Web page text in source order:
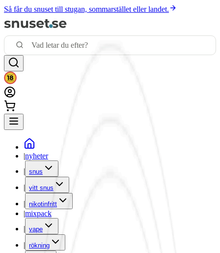
Så får du snuset till stugan, sommarstället eller landet.
|nyheter
| snus
| vitt snus
| nikotinfritt
|mixpack
| vape
| rökning